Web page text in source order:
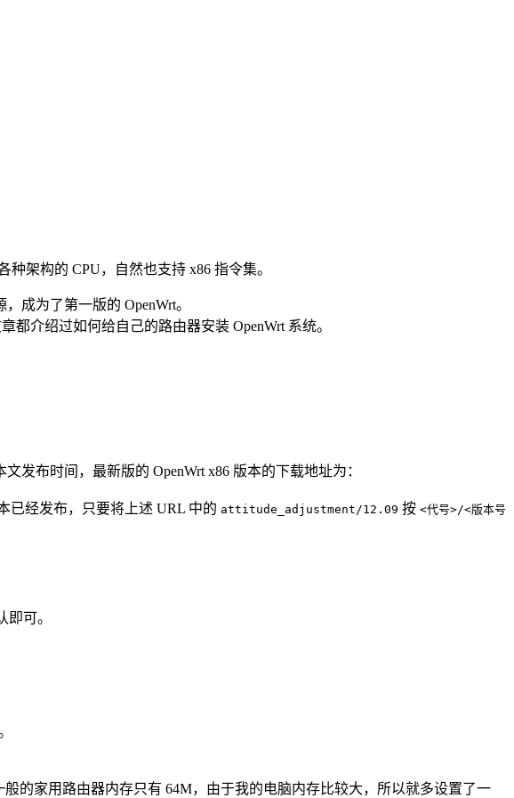
架构的 CPU，自然也支持 x86 指令集。
成为了第一版的 OpenWrt。
介绍过如何给自己的路由器安装 OpenWrt 系统。
发布时间，最新版的 OpenWrt x86 版本的下载地址为：
已经发布，只要将上述 URL 中的 attitude_adjustment/12.09 按 <代号>/<版本号
即可。
的家用路由器内存只有 64M，由于我的电脑内存比较大，所以就多设置了一